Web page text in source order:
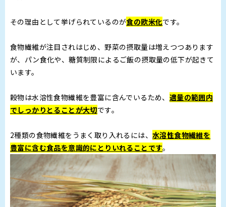
その理由として挙げられているのが食の欧米化です。
食物繊維が注目されはじめ、野菜の摂取量は増えつつあります
が、パン食化や、糖質制限によるご飯の摂取量の低下が起きて
います。
穀物は水溶性食物繊維を豊富に含んでいるため、 適量の範囲内
でしっかりとることが大切です。
2種類の食物繊維をうまく取り入れるには、 水溶性食物繊維を
豊富に含む食品を意識的にとりいれることです。